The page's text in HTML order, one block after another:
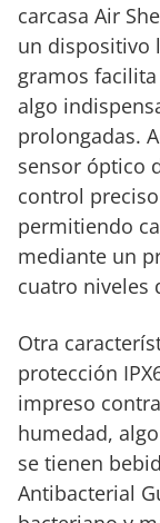
carcasa Air
un dispositivo
gramos
algo
prolongadas.
sensor óptico
control
permitiendo
mediante un
cuatro niveles
Otra
protección
impreso
humedad,
se tienen
Antibacterial